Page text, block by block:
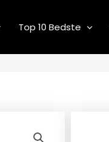
Top 10 Bedste